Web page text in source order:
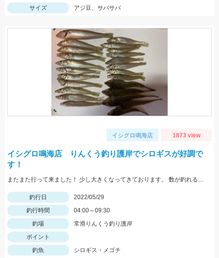
サイズ
アジ豆、サバサバ
イシグロ鳴海店 1873 view
イシグロ鳴海店 りんくう釣り護岸でシロギスが好調で
す！
またまた行って来ました！ 少し大きくなってきております。 数が釣れるので楽しいですよ！
釣行日
2022/05/29
釣行時間
04:00～09:30
釣場
常滑りんくう釣り護岸
ポイント
釣魚
シロギス・メゴチ